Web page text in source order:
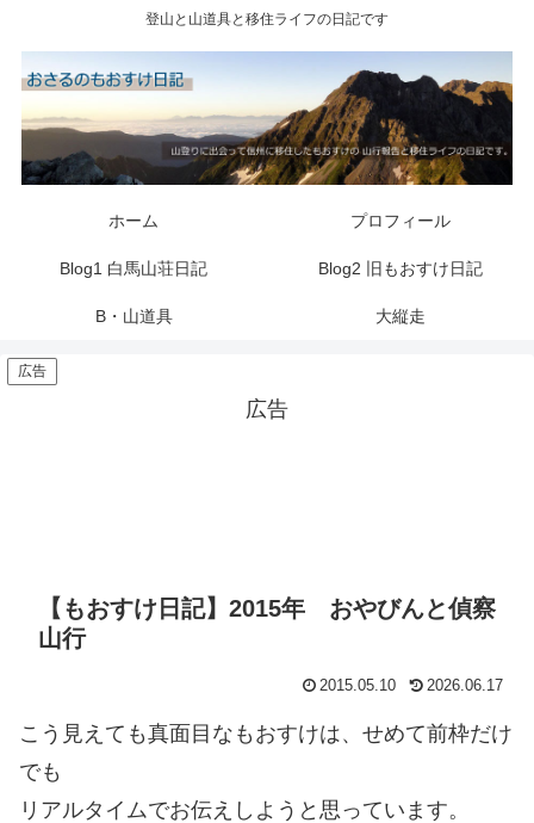
登山と山道具と移住ライフの日記です
ホーム プロフィール
Blog1 白馬山荘日記 Blog2 旧もおすけ日記
B・山道具 大縦走
広告
広告
【もおすけ日記】2015年 おやびんと偵察
山行
2015.05.10 2026.06.17
こう見えても真面目なもおすけは、せめて前枠だけ
でも
リアルタイムでお伝えしようと思っています。